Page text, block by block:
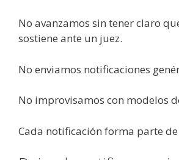
No avanzamos sin tener claro
sostiene ante un juez.
No enviamos notificaciones
No improvisamos con modelos
Cada notificación forma parte